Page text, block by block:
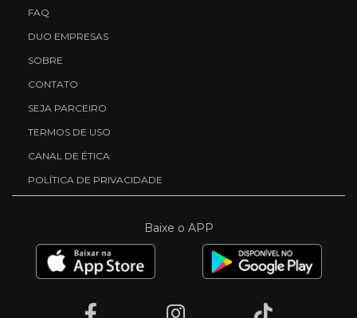
FAQ
DUO EMPRESAS
SOBRE
CONTATO
SEJA PARCEIRO
TERMOS DE USO
CANAL DE ÉTICA
POLÍTICA DE PRIVACIDADE
Baixe o APP